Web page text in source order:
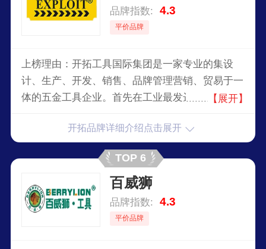
品牌指数: 4.3
平价品牌
上榜理由：开拓工具国际集团是一家专业的集设
计、生产、开发、销售、品牌管理营销、贸易于一
体的五金工具企业。首先在工业最发达的英国设立
智利成立分公司，成为开拓公司进军美洲的前沿阵
地，同时在中国首都北京设立国内营捎总部、这中
国国际商贸城设立公司，服务全球。
【展开】
开拓品牌详细介绍点击展开
TOP 6
百威狮
品牌指数: 4.3
平价品牌